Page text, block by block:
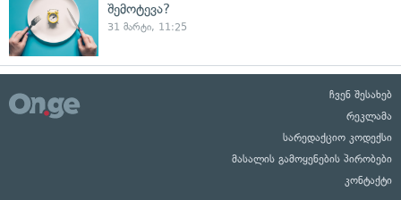
შემოტევა?
31 მარტი, 11:25
ჩვენ შესახებ
რეკლამა
სარედაქციო კოდექსი
მასალის გამოყენების პირობები
კონტაქტი